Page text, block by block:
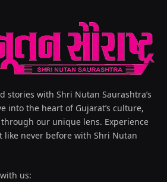
stories with Shri Nutan Saurashtra’s
into the heart of Gujarat’s culture,
our unique lens. Experience
like never before with Shri Nutan
us: